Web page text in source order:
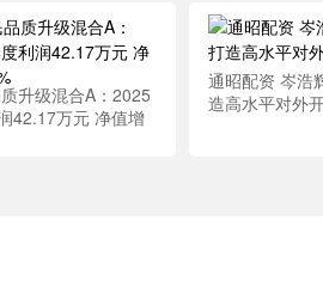
升级混合A：2025
42.17万元 净值增
通昭配资 岑浩
造高水平对外
证成指 14311.01 200.89